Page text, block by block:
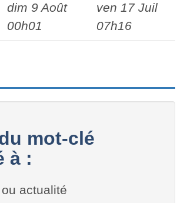
dim 9 Août
00h01
ven 17 Juil
07h16
mot-clé
à :
actualité